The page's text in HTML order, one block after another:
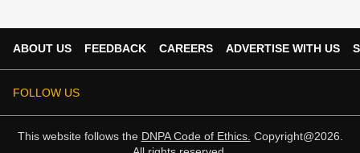
ABOUT US FEEDBACK CAREERS ADVERTISE WITH US
FOLLOW US
This website follows the DNPA Code of Ethics. Copyright@2026.